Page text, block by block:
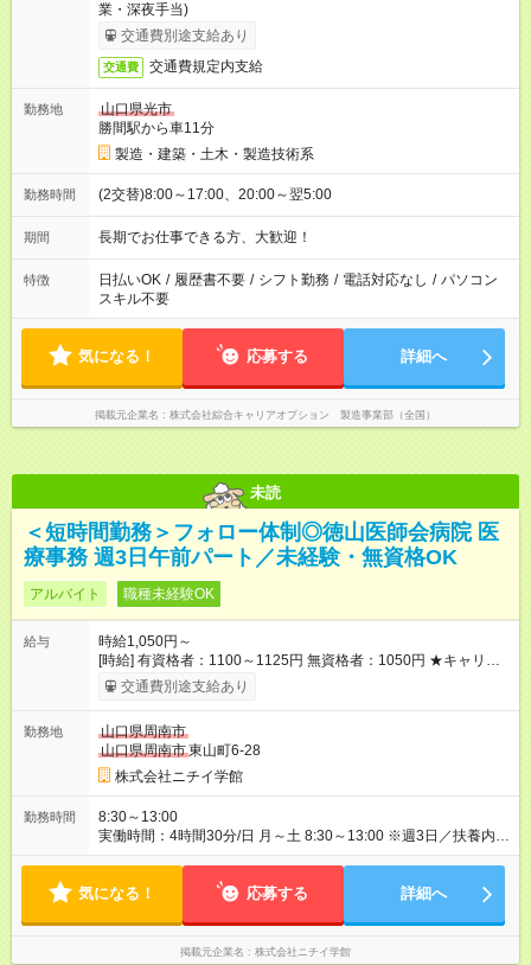
業・深夜手当)
交通費別途支給あり
交通費 交通費規定内支給
勤務地
山口県光市
勝間駅から車11分
製造・建築・土木・製造技術系
勤務時間 (2交替)8:00～17:00、20:00～翌5:00
期間 長期でお仕事できる方、大歓迎！
特徴 日払いOK / 履歴書不要 / シフト勤務 / 電話対応なし / パソコン
スキル不要
気になる！ 応募する 詳細へ
掲載元企業名 株式会社綜合キャリアオプション 製造事業部（全国）
未読
＜短時間勤務＞フォロー体制◎徳山医師会病院 医
療事務 週3日午前パート／未経験・無資格OK
アルバイト 職種未経験OK
給与
時給1,050円～
[時給] 有資格者：1100～1125円 無資格者：1050円 ★キャリア
アップ制度あり 進級により給与がアップします！ 【試用期間】
試用期間あり 試用期間の長さ：3ヶ月 雇用形態、給与は本採用
交通費別途支給あり
勤務地
山口県周南市
山口県周南市東山町6-28
株式会社ニチイ学館
勤務時間
8:30～13:00
実働時間：4時間30分/日 月～土 8:30～13:00 ※週3日／扶養内勤
務可
気になる！ 応募する 詳細へ
掲載元企業名 株式会社ニチイ学館